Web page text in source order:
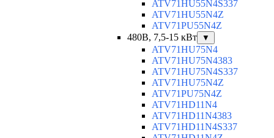
ATV71HU55N4S337
ATV71HU55N4Z
ATV71PU55N4Z
480В, 7,5-15 кВт
▼
ATV71HU75N4
ATV71HU75N4383
ATV71HU75N4S337
ATV71HU75N4Z
ATV71PU75N4Z
ATV71HD11N4
ATV71HD11N4383
ATV71HD11N4S337